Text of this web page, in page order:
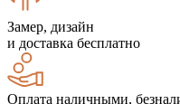
Замер, дизайн
и доставка бесплатно
Оплата наличными,